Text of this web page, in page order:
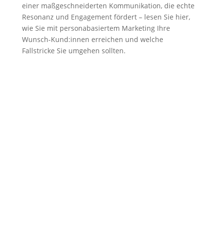
einer maßgeschneiderten Kommunikation, die echte
Resonanz und Engagement fördert – lesen Sie hier,
wie Sie mit personabasiertem Marketing Ihre
Wunsch-Kund:innen erreichen und welche
Fallstricke Sie umgehen sollten.